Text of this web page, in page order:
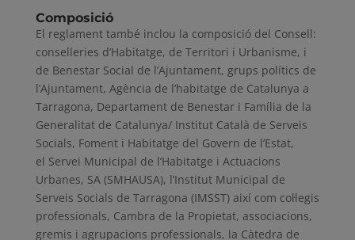
Composició
El reglament també inclou la composició del Consell:
conselleries d’Habitatge, de Territori i Urbanisme, i
de Benestar Social de l’Ajuntament, grups polítics de
l’Ajuntament, Agència de l’habitatge de Catalunya a
Tarragona, Departament de Benestar i Família de la
Generalitat de Catalunya/ Institut Català de Serveis
Socials, Foment i Habitatge del Govern de l’Estat,
el Servei Municipal de l’Habitatge i Actuacions
Urbanes, SA (SMHAUSA), l’Institut Municipal de
Serveis Socials de Tarragona (IMSST) així com col·legis
professionals, Cambra de la Propietat, associacions,
gremis i agrupacions professionals, la Càtedra de